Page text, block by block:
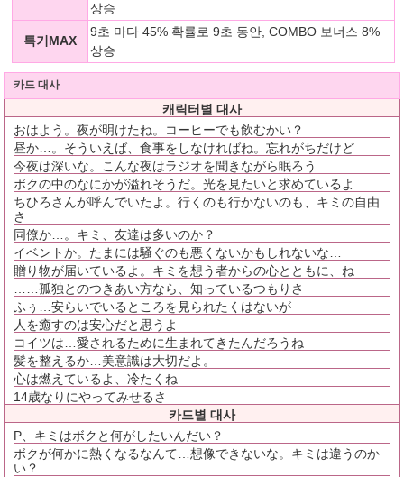
상승
특기MAX
9초 마다 45% 확률로 9초 동안, COMBO 보너스 8%
상승
카드 대사
캐릭터별 대사
おはよう。夜が明けたね。コーヒーでも飲むかい？
昼か…。そういえば、食事をしなければね。忘れがちだけど
今夜は深いな。こんな夜はラジオを聞きながら眠ろう…
ボクの中のなにかが溢れそうだ。光を見たいと求めているよ
ちひろさんが呼んでいたよ。行くのも行かないのも、キミの自由
さ
同僚か…。キミ、友達は多いのか？
イベントか。たまには騒ぐのも悪くないかもしれないな…
贈り物が届いているよ。キミを想う者からの心とともに、ね
……孤独とのつきあい方なら、知っているつもりさ
ふぅ…安らいでいるところを見られたくはないが
人を癒すのは安心だと思うよ
コイツは…愛されるために生まれてきたんだろうね
髪を整えるか…美意識は大切だよ。
心は燃えているよ、冷たくね
14歳なりにやってみせるさ
카드별 대사
P、キミはボクと何がしたいんだい？
ボクが何かに熱くなるなんて…想像できないな。キミは違うのか
い？